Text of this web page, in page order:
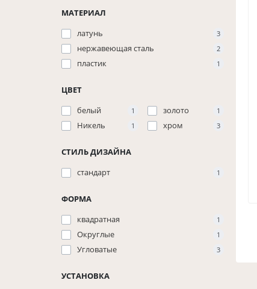
МАТЕРИАЛ
латунь
3
нержавеющая сталь 2
пластик 1
ЦВЕТ
белый
1 золото 1
Никель 1 хром 3
СТИЛЬ ДИЗАЙНА
стандарт
1
ФОРМА
квадратная
1
Округлые 1
Угловатые 3
УСТАНОВКА